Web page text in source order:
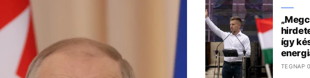
így
TEGNAP